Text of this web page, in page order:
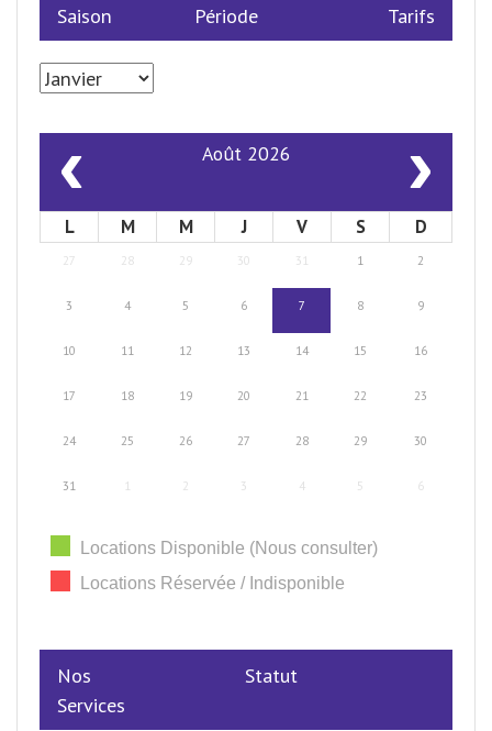
Saison Période Tarifs
‹ Août 2026 ›
L M M J V S D
27 28 29 30 31 1 2
3 4 5 6 7 8 9
10 11 12 13 14 15 16
17 18 19 20 21 22 23
24 25 26 27 28 29 30
31 1 2 3 4 5 6
Locations Disponible (Nous consulter)
Locations Réservée / Indisponible
Nos
Services
Statut